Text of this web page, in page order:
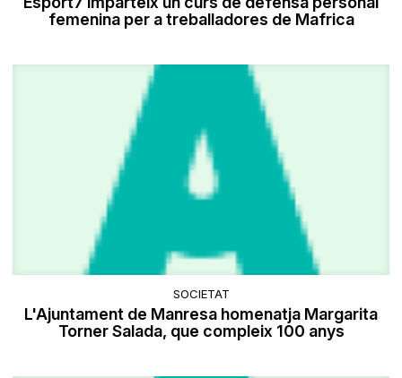
femenina per a treballadores de Mafrica
SOCIETAT
L'Ajuntament de Manresa homenatja Margarita
Torner Salada, que compleix 100 anys